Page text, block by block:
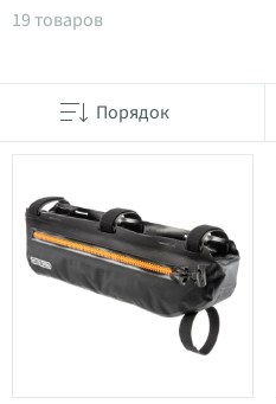
Товары в категории
19 товаров
Порядок